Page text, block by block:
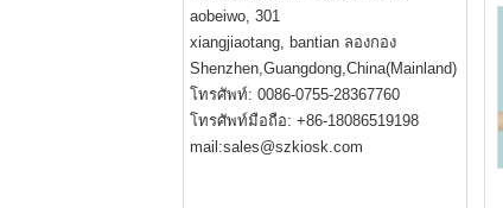
aobeiwo, 301
xiangjiaotang, bantian ลองกอง
Shenzhen,Guangdong,China(Mainland)
โทรศัพท์: 0086-0755-28367760
โทรศัพท์มือถือ: +86-18086519198
mail:sales@szkiosk.com